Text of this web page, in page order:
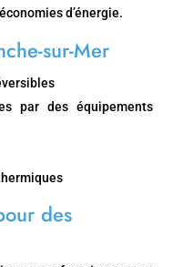
d’énergie.
sur-Mer
par des équipements
des